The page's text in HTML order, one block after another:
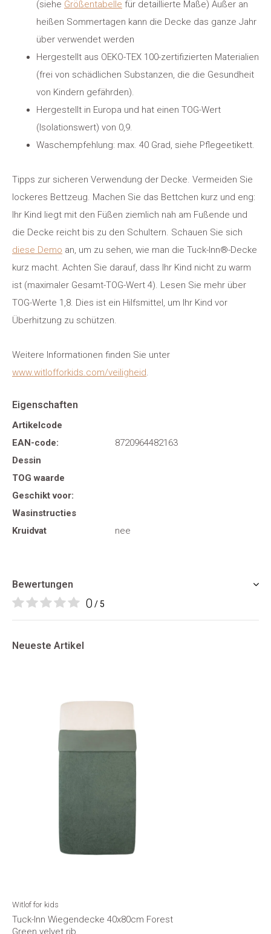
(siehe Größentabelle für detaillierte Maße) Außer an
heißen Sommertagen kann die Decke das ganze Jahr
über verwendet werden
Hergestellt aus OEKO-TEX 100-zertifizierten Materialien
(frei von schädlichen Substanzen, die die Gesundheit
von Kindern gefährden).
Hergestellt in Europa und hat einen TOG-Wert
(Isolationswert) von 0,9.
Waschempfehlung: max. 40 Grad, siehe Pflegeetikett.
Tipps zur sicheren Verwendung der Decke. Vermeiden Sie
lockeres Bettzeug. Machen Sie das Bettchen kurz und eng:
Ihr Kind liegt mit den Füßen ziemlich nah am Fußende und
die Decke reicht bis zu den Schultern. Schauen Sie sich
diese Demo an, um zu sehen, wie man die Tuck-Inn®-Decke
kurz macht. Achten Sie darauf, dass Ihr Kind nicht zu warm
ist (maximaler Gesamt-TOG-Wert 4). Lesen Sie mehr über
TOG-Werte 1,8. Dies ist ein Hilfsmittel, um Ihr Kind vor
Überhitzung zu schützen.
Weitere Informationen finden Sie unter
www.witlofforkids.com/veiligheid.
Eigenschaften
Artikelcode
EAN-code:
8720964482163
Dessin
TOG waarde
Geschikt voor:
Wasinstructies
Kruidvat
nee
Bewertungen
0 / 5
Neueste Artikel
Witlof for kids
Tuck-Inn Wiegendecke 40x80cm Forest
Green velvet rib